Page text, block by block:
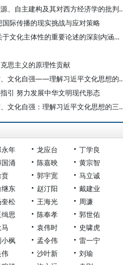
曾楠：新时代人文经济学的渊
际传播的现实挑战与应对策略
丁晓强 徐英：习近平总书记关于文化主体性的重要论述的深刻内涵与原创性贡献
思主义的原理性贡献
董晓彤：文化自觉、文化自信
引 努力发展中华文明现代形态
董晓彤：文化自觉、文化自信
年 龙应台
丁学良
涌 陈嘉映
黄宗智
郭宇宽
马立诚
继东 赵汀阳
戴建业
松 王海光
周濂
思 陈奉孝
郭世佑
袁伟时
史啸虎
枫 孟令伟
雷一宁
沙叶新
刘瑜